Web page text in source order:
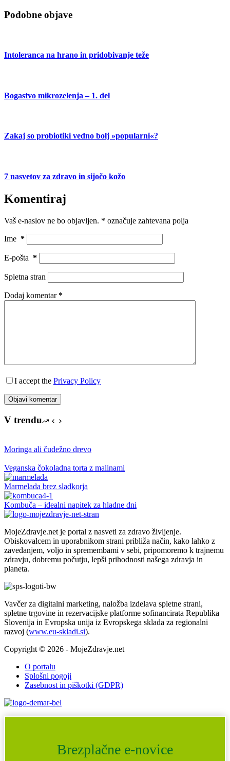
Podobne objave
Intoleranca na hrano in pridobivanje teže
Bogastvo mikrozelenja – 1. del
Zakaj so probiotiki vedno bolj »popularni«?
7 nasvetov za zdravo in sijočo kožo
Komentiraj
Vaš e-naslov ne bo objavljen. * označuje zahtevana polja
Ime *
E-pošta *
Spletna stran
Dodaj komentar*
I accept the Privacy Policy
Objavi komentar
V trendu
Moringa ali čudežno drevo
Veganska čokoladna torta z malinami
Marmelada brez sladkorja
Kombuča – idealni napitek za hladne dni
MojeZdravje.net je portal z nasveti za zdravo življenje.
Obiskovalcem in uporabnikom strani približa način, kako lahko z
zavedanjem, voljo in spremembami v sebi, pripomoremo k trajnemu
zdravju, dobremu počutju, lepši prihodnosti našega zdravja in
planeta.
Vavčer za digitalni marketing, naložba izdelava spletne strani,
spletne trgovine in rezervacijske platforme sofinancirata Republika
Slovenija in Evropska unija iz Evropskega sklada za regionalni
razvoj (www.eu-skladi.si).
Copyright © 2026 - MojeZdravje.net
O portalu
Splošni pogoji
Zasebnost in piškotki (GDPR)
Brezplačne e-novice